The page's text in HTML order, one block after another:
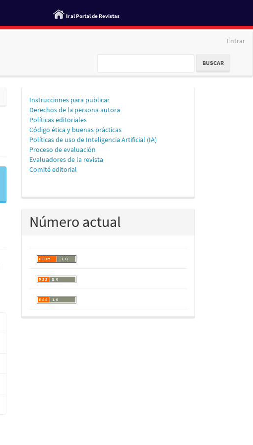
Ir al Portal de Revistas
Entrar
BUSCAR
Información
para
personas
autoras
Instrucciones para publicar
Derechos de la persona autora
Políticas editoriales
Código ética y buenas prácticas
Políticas de uso de Inteligencia Artificial (IA)
Proceso de evaluación
Evaluadores de la revista
Comité editorial
Número actual